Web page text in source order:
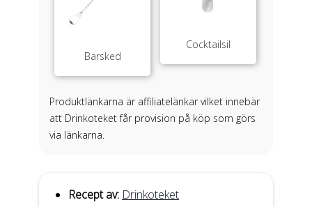
Cocktailsil
Barsked
Produktlänkarna är affiliatelänkar vilket innebär
att Drinkoteket får provision på köp som görs
via länkarna.
Recept av: Drinkoteket